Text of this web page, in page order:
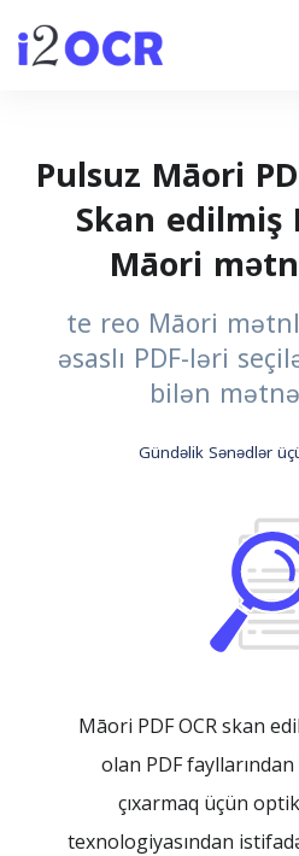
Pulsuz Māori
Skan edilmiş
Māori
te reo Māori
əsaslı PDF-ləri
bilən
Gündəlik Sənədlər
Māori PDF OCR skan
olan PDF
çıxarmaq üçün
texnologiyasından